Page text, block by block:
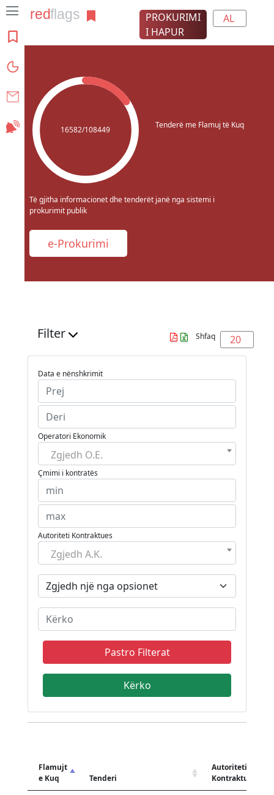
Kontakt
Abonohu
PROKURIMI
I HAPUR
AL
16582/108449 Tenderë me Flamuj të Kuq
Të gjitha informacionet dhe tenderët janë nga sistemi i
prokurimit publik
e-Prokurimi
Shfaq 20
Filter
Data e nënshkrimit
Operatori Ekonomik
Zgjedh O.E.
Çmimi i kontratës
Autoriteti Kontraktues
Zgjedh A.K.
Pastro Filterat
Flamujt
e Kuq
Tenderi
Autoriteti
Kontraktues